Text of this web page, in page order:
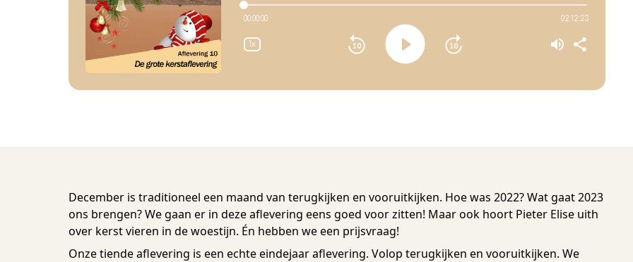
December is traditioneel een maand van terugkijken en vooruitkijken. Hoe was 2022? Wat gaat 2023
ons brengen? We gaan er in deze aflevering eens goed voor zitten! Maar ook hoort Pieter Elise uith
over kerst vieren in de woestijn. Én hebben we een prijsvraag!
Onze tiende aflevering is een echte eindejaar aflevering. Volop terugkijken en vooruitkijken. We